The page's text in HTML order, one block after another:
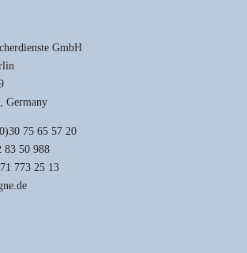
GmbH
Germany
75 65 57 20
83 50 988
773 25 13